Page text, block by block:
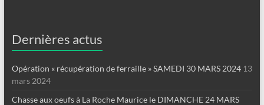
Dernières actus
Opération « récupération de ferraille » SAMEDI 30 MARS 2024 13
mars 2024
Chasse aux oeufs à La Roche Maurice le DIMANCHE 24 MARS